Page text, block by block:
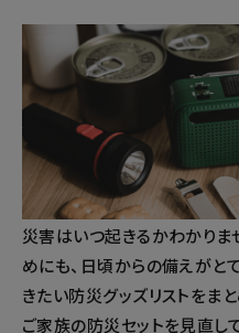
╍ ╍ ╍ ╍ ╍ ╍ ╍ ╍ ╍
╍ ╍ ╍ ╍ ╍ ╍ ╍ ╍ ╍
╍ #コジット #cogit #コ
ジット購入品 #暮らし #
主婦 #雑貨 #便利グッズ #
アイデア #新商品 #防災
グッズ #アウトドアグッ
ズ #緊急時 #災害時 #プラ
イベート空間 #テント #
防災 #アウトドア女子 #
アウトドアライフ
り、、、 一般的なライト
と比較しても、 より広範
囲に強い光を出してくれ
ます！ 使い方は無限大！
一家に1ついかがでしょう
か？？😊 ╍ ╍ ╍ ╍ ╍
╍ ╍ ╍ ╍ ╍ ╍ ╍ ╍ ╍
╍ ╍ ╍ ╍ ╍ ╍ ╍ ╍
商品について気になる
災害はいつ起きるかわかりま
めにも、日頃からの備えがと
きたい防災グッズリストをま
ご家族の防災セットを見直し